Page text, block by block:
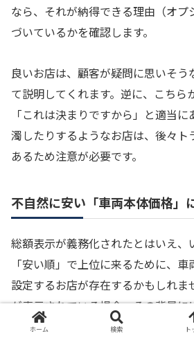
なら、それが納得できる理由（オプ
づいているかを確認します。
良いお店は、顧客が疑問に思いそう
て説明してくれます。逆に、こちら
「これは決まりですから」と適当
濁したりするようなお店は、後々ト
あるため注意が必要です。
不自然に安い「車両本体価格」
総額表示が義務化されたとはいえ、
「安い順」で上位に来るために、
設定するお店が存在するかもしれ
が表示されている場合、その背景に
す。ホーム 検索 ト